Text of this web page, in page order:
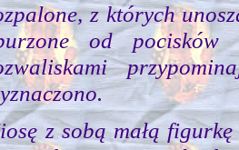
z których
od
z sobą małą